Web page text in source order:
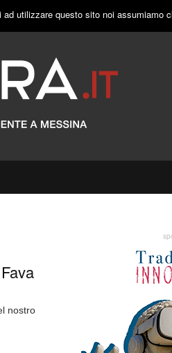
nostro
utilizzare questo sito noi assumiamo